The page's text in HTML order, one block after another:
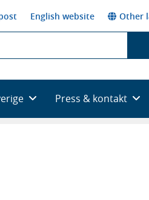
English website Other
Press & kontakt